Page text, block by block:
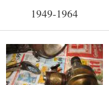
1949-1964